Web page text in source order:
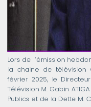
Lors de l’émission
la chaine de télévision
février 2025, le
Télévision M. Gabin
Publics et de la Dette M.